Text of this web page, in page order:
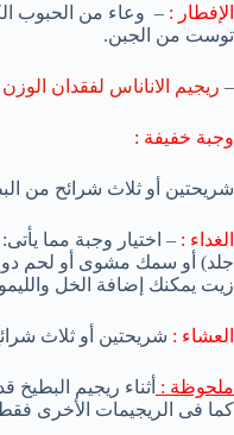
الإفطار : – وعاء من الحبوب
توست من الجبن.
– ريجيم الاناناس لفقدان الوزن
وجبة خفيفة :
شريحتين أو ثلاث شرائح من
الغداء : – اختيار وجبة مما يأتى:
جلد) أ و سمك مشوى أو لحم
زيت يمكنك إضافة الخل
العشاء : شريحتين أو ثلاث
ملحوظة : أثناء ريجيم البطيخ
كما فى الريجيمات الأخرى